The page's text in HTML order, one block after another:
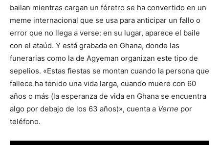
bailan mientras cargan un féretro se ha convertido en un
meme internacional que se usa para anticipar un fallo o
error que no llega a verse: en su lugar, aparece el baile
con el ataúd. Y está grabada en Ghana, donde las
funerarias como la de Agyeman organizan este tipo de
sepelios. «Estas fiestas se montan cuando la persona que
fallece ha tenido una vida larga, cuando muere con 60
años o más (la esperanza de vida en Ghana se encuentra
algo por debajo de los 63 años)», cuenta a Verne por
teléfono.